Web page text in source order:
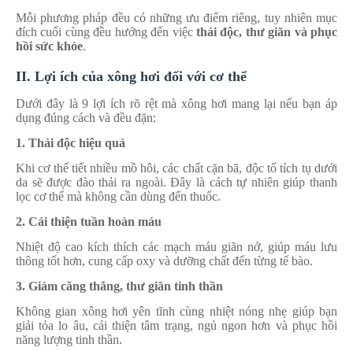
Mỗi phương pháp đều có những ưu điểm riêng, tuy nhiên mục
đích cuối cùng đều hướng đến việc thải độc, thư giãn và phục
hồi sức khỏe.
II. Lợi ích của xông hơi đối với cơ thể
Dưới đây là 9 lợi ích rõ rệt mà xông hơi mang lại nếu bạn áp
dụng đúng cách và đều đặn:
1. Thải độc hiệu quả
Khi cơ thể tiết nhiều mồ hôi, các chất cặn bã, độc tố tích tụ dưới
da sẽ được đào thải ra ngoài. Đây là cách tự nhiên giúp thanh
lọc cơ thể mà không cần dùng đến thuốc.
2. Cải thiện tuần hoàn máu
Nhiệt độ cao kích thích các mạch máu giãn nở, giúp máu lưu
thông tốt hơn, cung cấp oxy và dưỡng chất đến từng tế bào.
3. Giảm căng thẳng, thư giãn tinh thần
Không gian xông hơi yên tĩnh cùng nhiệt nóng nhẹ giúp bạn
giải tỏa lo âu, cải thiện tâm trạng, ngủ ngon hơn và phục hồi
năng lượng tinh thần.